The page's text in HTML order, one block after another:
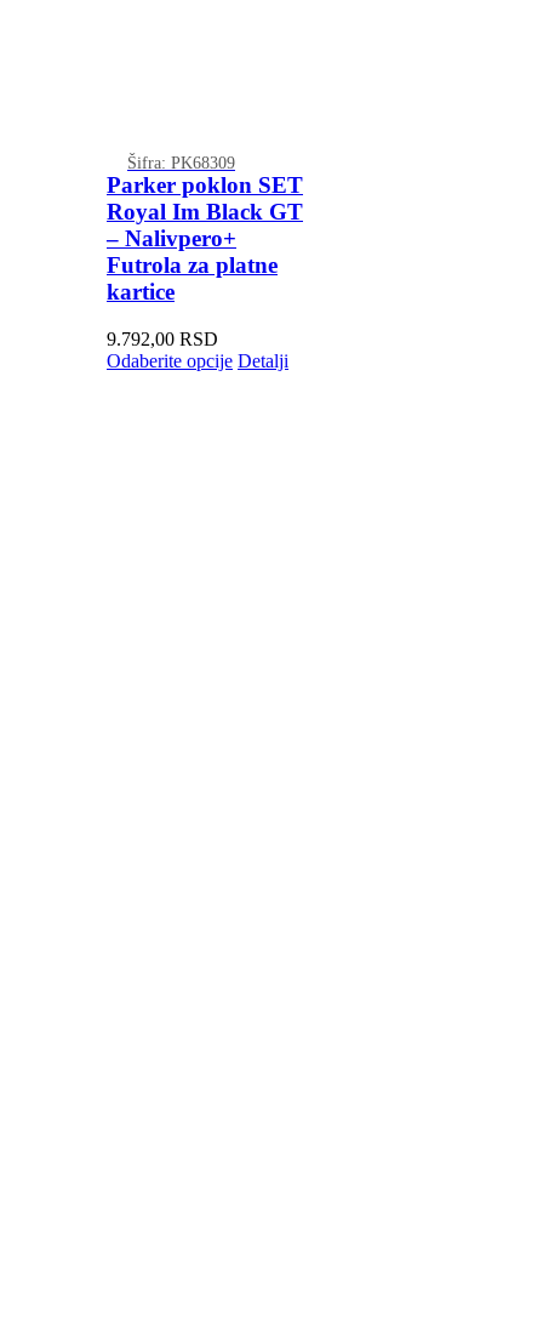
Šifra: PK68309
Parker poklon SET
Royal Im Black GT
– Nalivpero+
Futrola za platne
kartice
9.792,00 RSD
Odaberite opcije Detalji